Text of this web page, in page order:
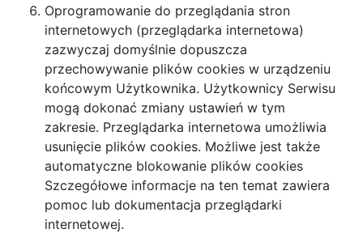
Oprogramowanie do przeglądania stron
internetowych (przeglądarka internetowa)
zazwyczaj domyślnie dopuszcza
przechowywanie plików cookies w urządzeniu
końcowym Użytkownika. Użytkownicy Serwisu
mogą dokonać zmiany ustawień w tym
zakresie. Przeglądarka internetowa umożliwia
usunięcie plików cookies. Możliwe jest także
automatyczne blokowanie plików cookies
Szczegółowe informacje na ten temat zawiera
pomoc lub dokumentacja przeglądarki
internetowej.